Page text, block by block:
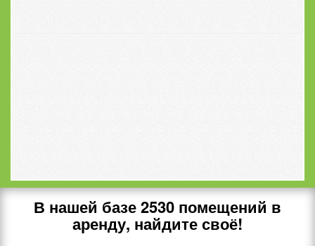
В нашей базе2530 помещений в
аренду, найдите своё!